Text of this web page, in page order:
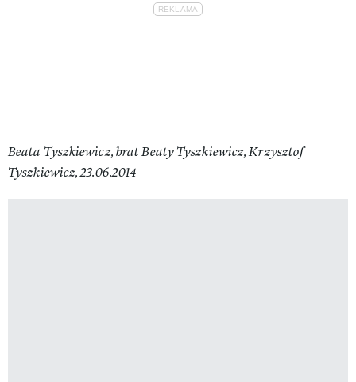
Beata Tyszkiewicz, brat Beaty Tyszkiewicz, Krzysztof
Tyszkiewicz, 23.06.2014